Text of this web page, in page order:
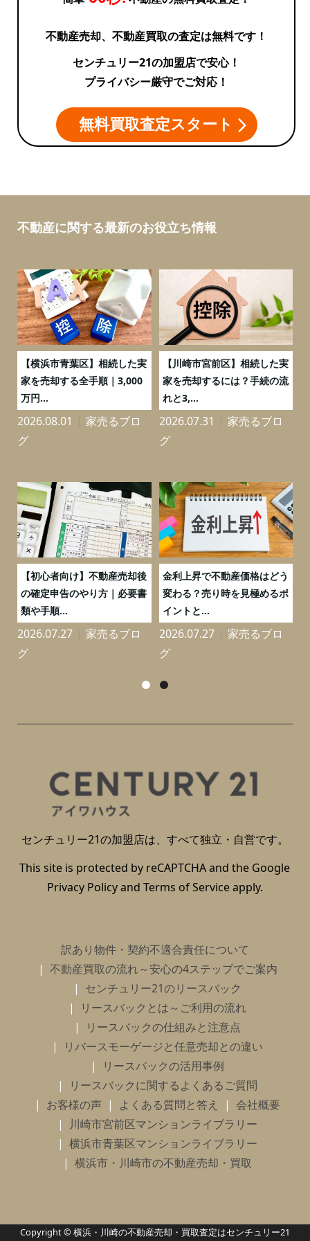
不動産売却、不動産買取の査定は無料です！
センチュリー21の加盟店で安心！
プライバシー厳守でご対応！
無料買取査定スタート
不動産に関する最新のお役立ち情報
【横浜市青葉区】相続した実
家を売却する全手順｜3,000
万円...
2026.08.01
家売るブロ
グ
【川崎市宮前区】相続した実
家を売却するには？手続の流
れと3,...
2026.07.31
家売るブロ
グ
【初心者向け】不動産売却後
の確定申告のやり方｜必要書
類や手順...
2026.07.27
家売るブロ
グ
金利上昇で不動産価格はどう
変わる？売り時を見極めるポ
イントと...
2026.07.27
家売るブロ
グ
センチュリー21の加盟店は、すべて独立・自営です。
This site is protected by reCAPTCHA and the Google
Privacy Policyand Terms of Serviceapply.
訳あり物件・契約不適合責任について
不動産買取の流れ～安心の4ステップでご案内
センチュリー21のリースバック
リースバックとは～ご利用の流れ
リースバックの仕組みと注意点
リバースモーゲージと任意売却との違い
リースバックの活用事例
リースバックに関するよくあるご質問
お客様の声
よくある質問と答え
会社概要
川崎市宮前区マンションライブラリー
横浜市青葉区マンションライブラリー
横浜市・川崎市の不動産売却・買取
Copyright © 横浜・川崎の不動産売却・買取査定はセンチュリー21